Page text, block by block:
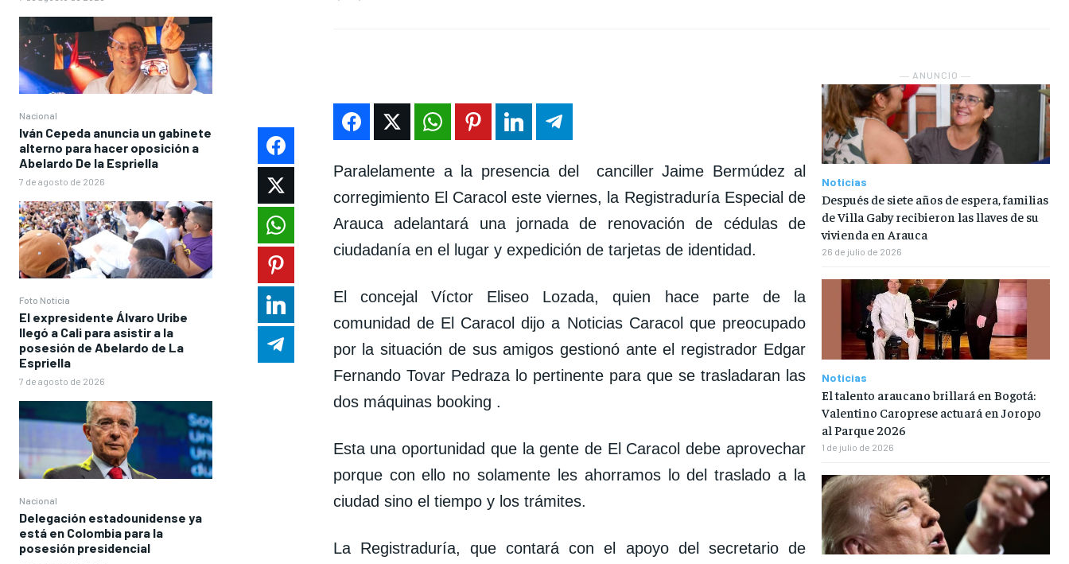
PUATE CON NOSOTROS
PUATE CON NOSOTROS
PUATE CON NOSOTROS
PUATE CON NOSOTROS
Nacional
Iván Cepeda anuncia un gabinete
alterno para hacer oposición a
Abelardo De la Espriella
7 de agosto de 2026
Foto Noticia
El expresidente Álvaro Uribe
llegó a Cali para asistir a la
posesión de Abelardo de La
Espriella
7 de agosto de 2026
Nacional
Delegación estadounidense ya
está en Colombia para la
posesión presidencial
Paralelamente a la presencia del canciller Jaime Bermúdez al
corregimiento El Caracol este viernes, la Registraduría Especial de
Arauca adelantará una jornada de renovación de cédulas de
ciudadanía en el lugar y expedición de tarjetas de identidad.
El concejal Víctor Eliseo Lozada, quien hace parte de la
comunidad de El Caracol dijo a Noticias Caracol que preocupado
por la situación de sus amigos gestionó ante el registrador Edgar
Fernando Tovar Pedraza lo pertinente para que se trasladaran las
dos máquinas booking .
Esta una oportunidad que la gente de El Caracol debe aprovechar
porque con ello no solamente les ahorramos lo del traslado a la
ciudad sino el tiempo y los trámites.
La Registraduría, que contará con el apoyo del secretario de
― ANUNCIO ―
Noticias
Después de siete años de espera, familias
de Villa Gaby recibieron las llaves de su
vivienda en Arauca
26 de julio de 2026
Noticias
El talento araucano brillará en Bogotá:
Valentino Caroprese actuará en Joropo
al Parque 2026
1 de julio de 2026